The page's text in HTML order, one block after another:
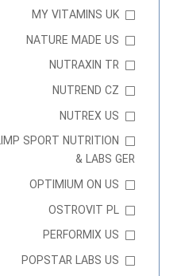
MY VITAMINS UK
NATURE MADE US
NUTRAXIN TR
NUTREND CZ
NUTREX US
SPORT NUTRITION
& LABS GER
OPTIMIUM ON US
OSTROVIT PL
PERFORMIX US
POPSTAR LABS US